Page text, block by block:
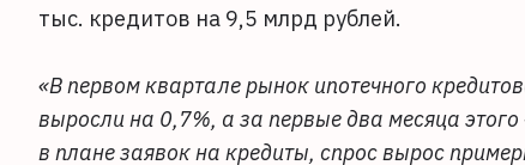
тыс. кредитов на 9,5 млрд рублей.
«В первом квартале рынок ипотечного
выросли на 0,7%, а за первые два месяца
в плане заявок на кредиты, спрос вырос